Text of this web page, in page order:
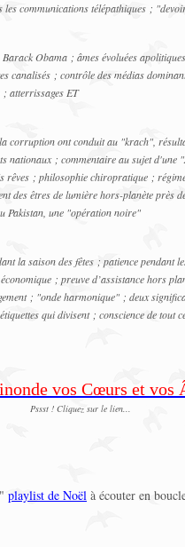
communications télépathiques ;
Obama ; âmes évoluées
canalisés ; contrôle des médias
atterrissages ET
corruption ont conduit au "krach",
nationaux ; commentaire au sujet d'une
rêves ; philosophie chiropratique ;
des êtres de lumière hors-planète près
Pakistan, une "opération noire"
la saison des fêtes ; patience
; preuve d’assistance hors
; "onde harmonique" ; deux
qui divisent ; conscience de tout
vos Cœurs et vos
Pssst ! Cliquez sur le lien...
playlist de Noël à écouter en